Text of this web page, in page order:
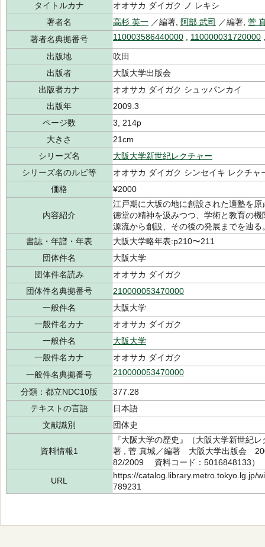
タイトルカナ
オオサカ ダイガク ノ レキシ
著者名
高杉 英一 ／編著, 阿部 武司 ／編著, 菅
著者名典拠番号
110003586440000 110000031720000
出版地
吹田
出版者
大阪大学出版会
出版者カナ
オオサカ ダイガク シュッパンカイ
出版年
2009.3
ページ数
3, 214p
大きさ
21cm
シリーズ名
大阪大学新世紀レクチャー
シリーズ名のルビ等
オオサカ ダイガク シンセイキ レクチャ
価格
¥2000
内容紹介
江戸期に大坂の地に創設された適塾を
徳堂の精神を汲みつつ、学術と教育の
源流から創設、その後の発展までを辿る
書誌・年譜・年表
大阪大学略年表:p210〜211
団体件名
大阪大学
団体件名読み
オオサカ ダイガク
団体件名典拠番号
210000053470000
一般件名
大阪大学
一般件名カナ
オオサカ ダイガク
一般件名
大阪大学
一般件名カナ
オオサカ ダイガク
一般件名典拠番号
210000053470000
分類：都立NDC10版
377.28
テキストの言語
日本語
文献識別
団体史
資料情報1
『大阪大学の歴史』（大阪大学新世紀
著 , 菅 真城／編著 大阪大学出版会
82/2009 資料コード：5016848133）
URL
https://catalog.library.metro.tokyo.lg.jp/
789231